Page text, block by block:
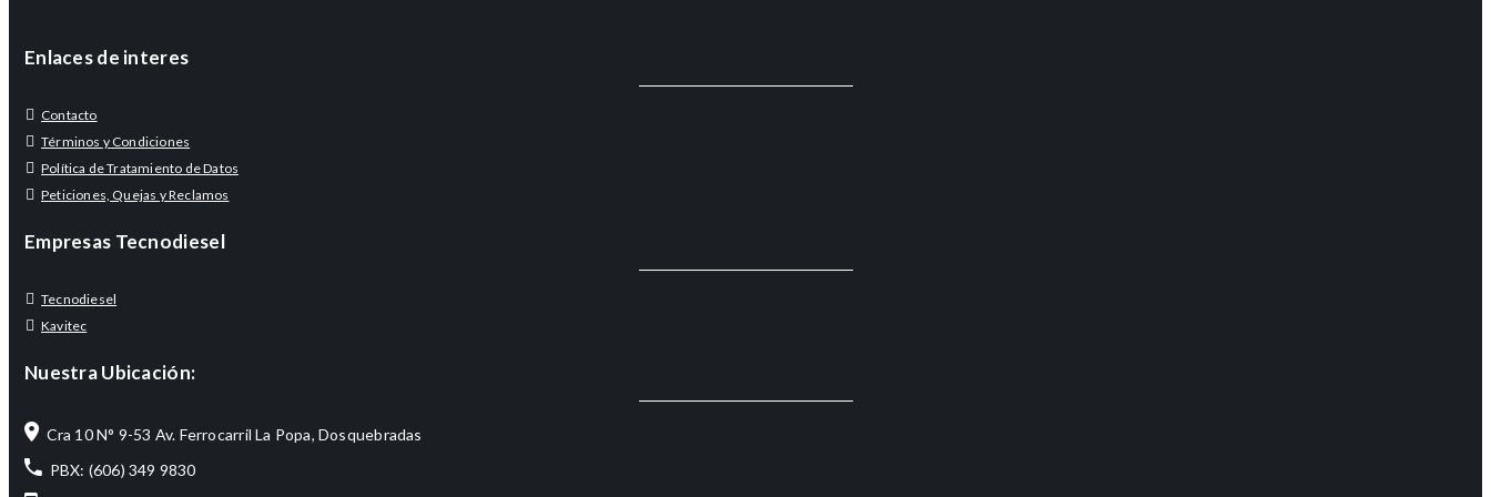
Enlaces de interes
Contacto
Términos y Condiciones
Política de Tratamiento de Datos
Peticiones, Quejas y Reclamos
Empresas Tecnodiesel
Tecnodiesel
Kavitec
Nuestra Ubicación:
Cra 10 N° 9-53 Av. Ferrocarril La Popa, Dosquebradas
PBX: (606) 349 9830